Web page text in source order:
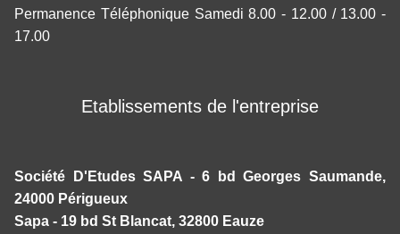
Permanence Téléphonique Samedi 8.00 - 12.00 / 13.00 -
17.00
Etablissements de l'entreprise
Société D'Etudes SAPA - 6 bd Georges Saumande,
24000 Périgueux
Sapa - 19 bd St Blancat, 32800 Eauze